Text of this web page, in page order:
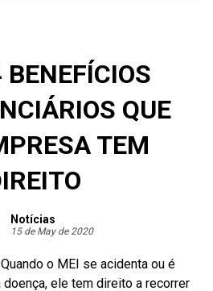
QUE
TEM
Notícias
15 de May de 2020
o MEI se acidenta ou é
ele tem direito a recorrer